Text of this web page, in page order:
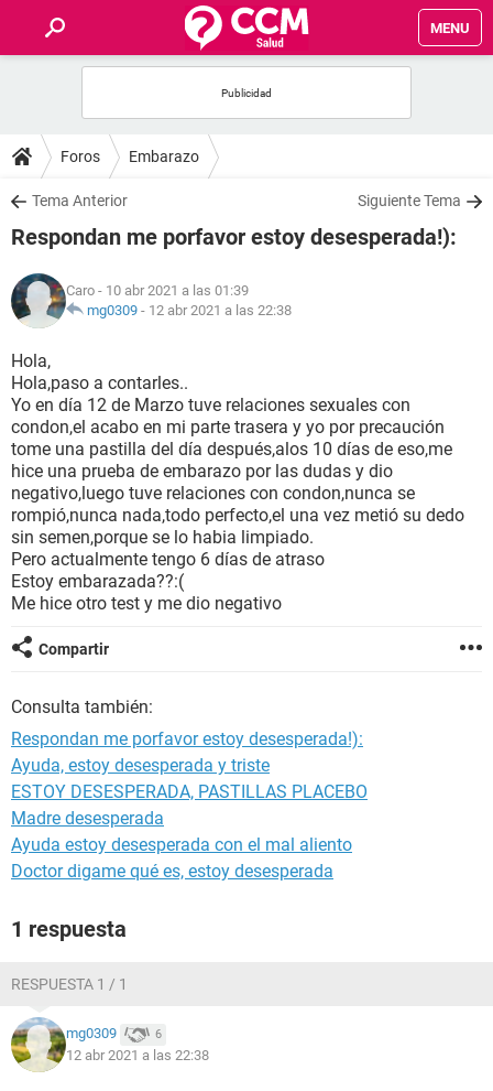
MENU
FOROS
SALUD
FAMILIA
NUTRICIÓN
BIENESTAR
SEXUALIDAD
GLOSARIO
Foros Embarazo
Tema Anterior Siguiente Tema
Respondan me porfavor estoy desesperada!):
Caro - 10 abr 2021 a las 01:39
mg0309 - 12 abr 2021 a las 22:38
Hola,
Hola,paso a contarles..
Yo en día 12 de Marzo tuve relaciones sexuales con
condon,el acabo en mi parte trasera y yo por precaución
tome una pastilla del día después,alos 10 días de eso,me
hice una prueba de embarazo por las dudas y dio
negativo,luego tuve relaciones con condon,nunca se
rompió,nunca nada,todo perfecto,el una vez metió su dedo
sin semen,porque se lo habia limpiado.
Pero actualmente tengo 6 días de atraso
Estoy embarazada??:(
Me hice otro test y me dio negativo
Compartir
Consulta también:
Respondan me porfavor estoy desesperada!):
Ayuda, estoy desesperada y triste
ESTOY DESESPERADA, PASTILLAS PLACEBO
Madre desesperada
Ayuda estoy desesperada con el mal aliento
Doctor digame qué es, estoy desesperada
1 respuesta
RESPUESTA 1 / 1
mg0309 6
12 abr 2021 a las 22:38